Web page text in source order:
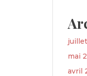
mai
avril